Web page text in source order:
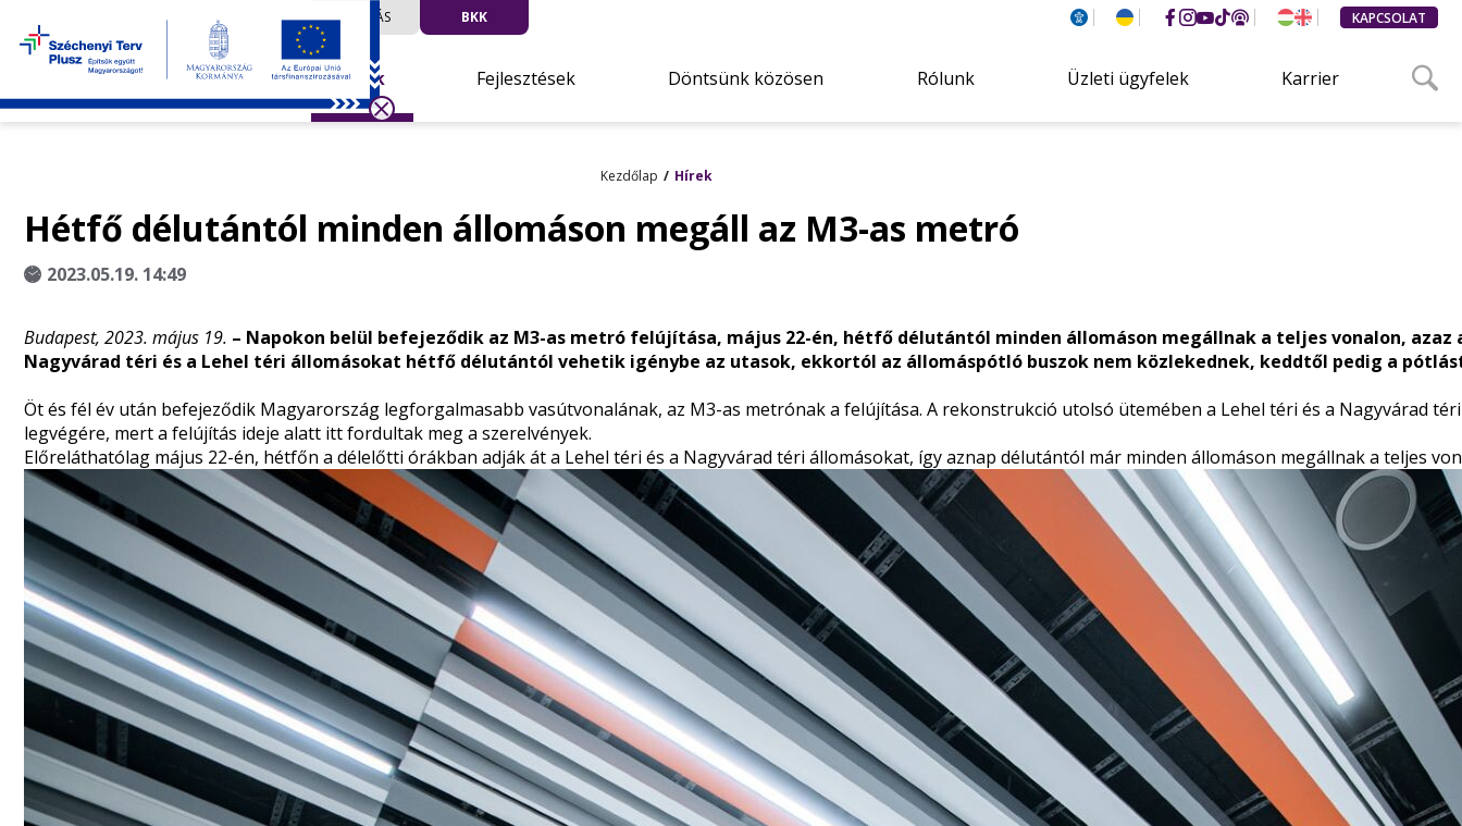
UTAZÁS BKK KAPCSOLAT
Hírek Fejlesztések Döntsünk közösen Rólunk Üzleti ügyfelek Karrier
Kezdőlap Hírek
Hétfő délutántól minden állomáson megáll az M3-as metró
2023.05.19. 14:49
Budapest, 2023. május 19. – Napokon belül befejeződik az M3-as metró felújítása, május 22-én, hétfő délutántól minden állomáson megállnak a teljes vonalon,
Nagyvárad téri és a Lehel téri állomásokat hétfő délutántól vehetik igénybe az utasok, ekkortól az állomáspótló buszok nem közlekednek, keddtől pedig a
Öt és fél év után befejeződik Magyarország legforgalmasabb vasútvonalának, az M3-as metrónak a felújítása. A rekonstrukció utolsó ütemében a Lehel téri és a Nagyvárad
legvégére, mert a felújítás ideje alatt itt fordultak meg a szerelvények.
Előreláthatólag május 22-én, hétfőn a délelőtti órákban adják át a Lehel téri és a Nagyvárad téri állomásokat, így aznap délutántól már minden állomáson megállnak a teljes